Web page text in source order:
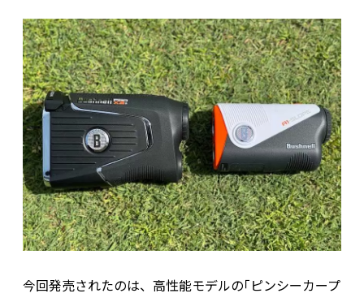
今回発売されたのは、高性能モデルの｢ピンシーカープ